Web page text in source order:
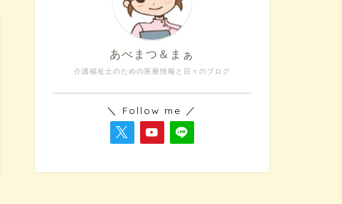
介護福祉士のための医療情報と日々のブログ
あべまつ＆まぁ
＼ Follow me ／